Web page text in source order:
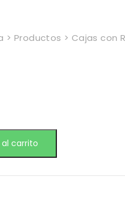
>Productos > Cajas con
al carrito